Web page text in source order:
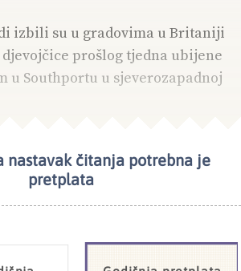
izbili su u gradovima u Britaniji
prošlog tjedna ubijene
u Southportu u sjeverozapadnoj
nastavak čitanja potrebna je
pretplata
EUROPA